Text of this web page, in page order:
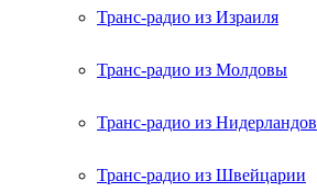
Транс-радио из Израиля
Транс-радио из Молдовы
Транс-радио из Нидерландов
Транс-радио из Швейцарии